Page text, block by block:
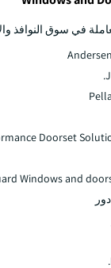
في سوق النوافذ
Doorset
Windows and